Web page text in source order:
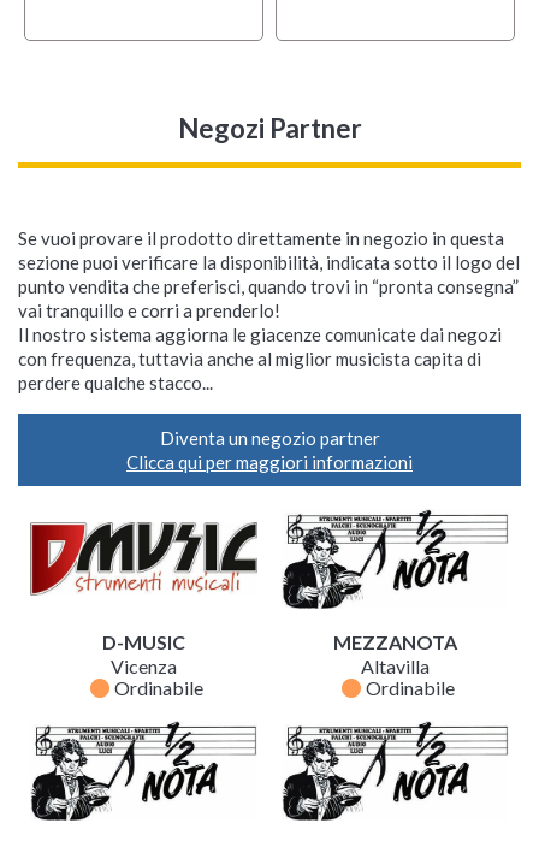
Negozi Partner
Se vuoi provare il prodotto direttamente in negozio in questa
sezione puoi verificare la disponibilità, indicata sotto il logo del
punto vendita che preferisci, quando trovi in “pronta consegna”
vai tranquillo e corri a prenderlo!
Il nostro sistema aggiorna le giacenze comunicate dai negozi
con frequenza, tuttavia anche al miglior musicista capita di
perdere qualche stacco...
Diventa un negozio partner
Clicca qui per maggiori informazioni
D-MUSIC
Vicenza
fiber_manual_record Ordinabile
MEZZANOTA
Altavilla
fiber_manual_record Ordinabile